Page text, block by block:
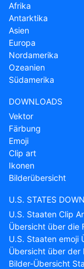
Afrika
Antarktika
Asien
Europa
Nordamerika
Ozeanien
Südamerika
DOWNLOADS
Vektor
Färbung
Emoji
Clip art
Ikonen
Bilderübersicht
U.S. STATES
U.S. Staaten Clip
Übersicht über die
U.S. Staaten emoji
Übersicht über der
Bilder-Übersicht